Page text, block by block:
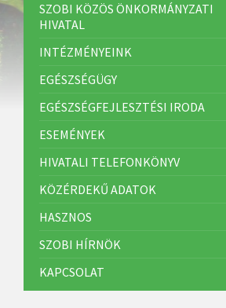
SZOBI KÖZÖS ÖNKORMÁNYZATI
HIVATAL
INTÉZMÉNYEINK
EGÉSZSÉGÜGY
EGÉSZSÉGFEJLESZTÉSI IRODA
ESEMÉNYEK
HIVATALI TELEFONKÖNYV
KÖZÉRDEKŰ ADATOK
HASZNOS
SZOBI HÍRNÖK
KAPCSOLAT